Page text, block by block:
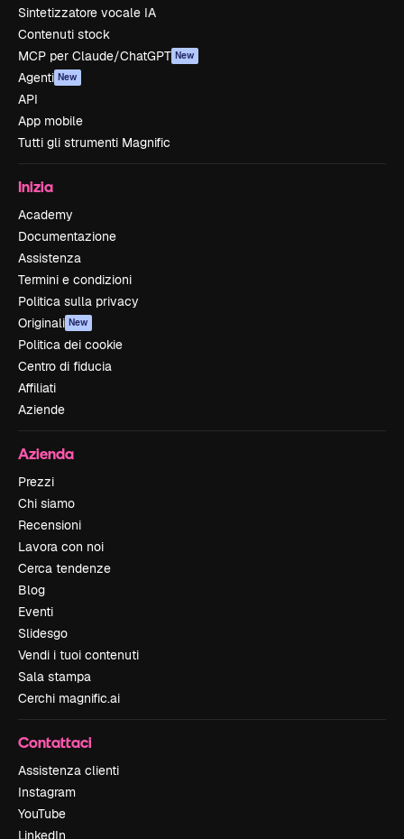
Sintetizzatore vocale IA
Contenuti stock
MCP per Claude/ChatGPT New
Agenti New
API
App mobile
Tutti gli strumenti Magnific
Inizia
Academy
Documentazione
Assistenza
Termini e condizioni
Politica sulla privacy
Originali New
Politica dei cookie
Centro di fiducia
Affiliati
Aziende
Azienda
Prezzi
Chi siamo
Recensioni
Lavora con noi
Cerca tendenze
Blog
Eventi
Slidesgo
Vendi i tuoi contenuti
Sala stampa
Cerchi magnific.ai
Contattaci
Assistenza clienti
Instagram
YouTube
LinkedIn